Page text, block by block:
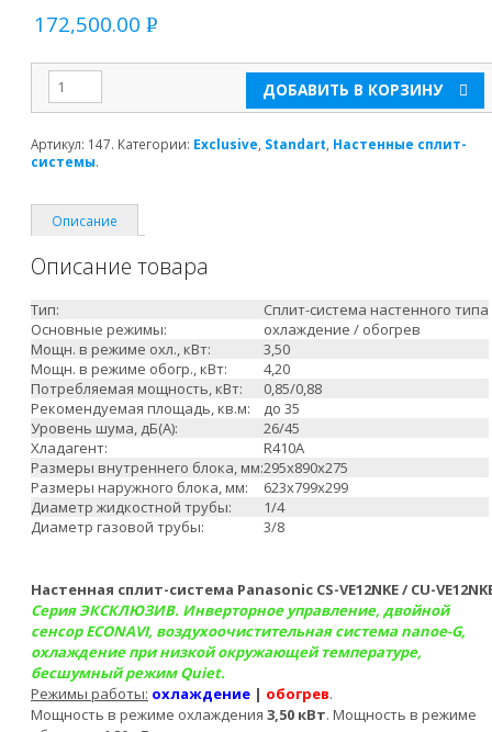
172,500.00 Р
ДОБАВИТЬ В КОРЗИНУ
Артикул: 147. Категории: Exclusive Standart Настенные сплит-
системы.
Описание
Описание товара
Тип:
Сплит-система настенного типа
Основные режимы:
охлаждение / обогрев
Мощн. в режиме охл., кВт:
3,50
Мощн. в режиме обогр., кВт:
4,20
Потребляемая мощность, кВт:
0,85/0,88
Рекомендуемая площадь, кв.м:
до 35
Уровень шума, дБ(А):
26/45
Хладагент:
R410A
Размеры внутреннего блока, мм:295x890x275
Размеры наружного блока, мм:
623x799x299
Диаметр жидкостной трубы:
1/4
Диаметр газовой трубы:
3/8
Настенная сплит-система Panasonic CS-VE12NKE / CU-
Серия ЭКСКЛЮЗИВ. Инверторное управление, двойной
сенсор ECONAVI, воздухоочистительная система nanoe-G,
охлаждение при низкой окружающей температуре,
бесшумный режим Quiet.
Режимы работы: охлаждение | обогрев.
Мощность в режиме охлаждения 3,50 кВт. Мощность в режиме